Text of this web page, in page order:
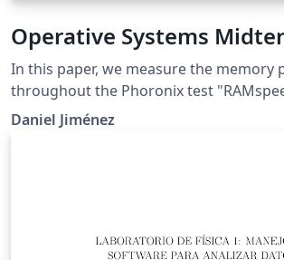
Operative Systems
In this paper, we measure the memory
throughout the Phoronix test
decide to test this specific benchmark
know how important is the memory for
Daniel Jiménez